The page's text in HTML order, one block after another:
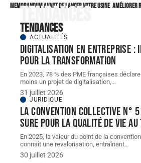
Memorandum avant de lancer votre usine améliorer
Tendances
Tendances
ACTUALITÉS
Digitalisation en entreprise :
pour la transformation
En 2023, 78 % des PME françaises
moins un projet de digitalisation, …
31 juillet 2026
JURIDIQUE
La convention collective n°
sure pour la qualité de vie
En 2025, la valeur du point de la
connaît une revalorisation, entraînant…
30 juillet 2026